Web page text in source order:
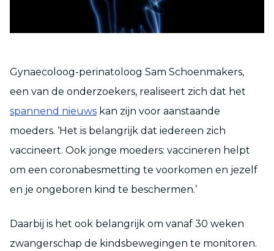
Gynaecoloog-perinatoloog Sam Schoenmakers,
een van de onderzoekers, realiseert zich dat het
spannend nieuws kan zijn voor aanstaande
moeders. ‘Het is belangrijk dat iedereen zich
vaccineert. Ook jonge moeders: vaccineren helpt
om een coronabesmetting te voorkomen en jezelf
en je ongeboren kind te beschermen.’
Daarbij is het ook belangrijk om vanaf 30 weken
zwangerschap de kindsbewegingen te monitoren.